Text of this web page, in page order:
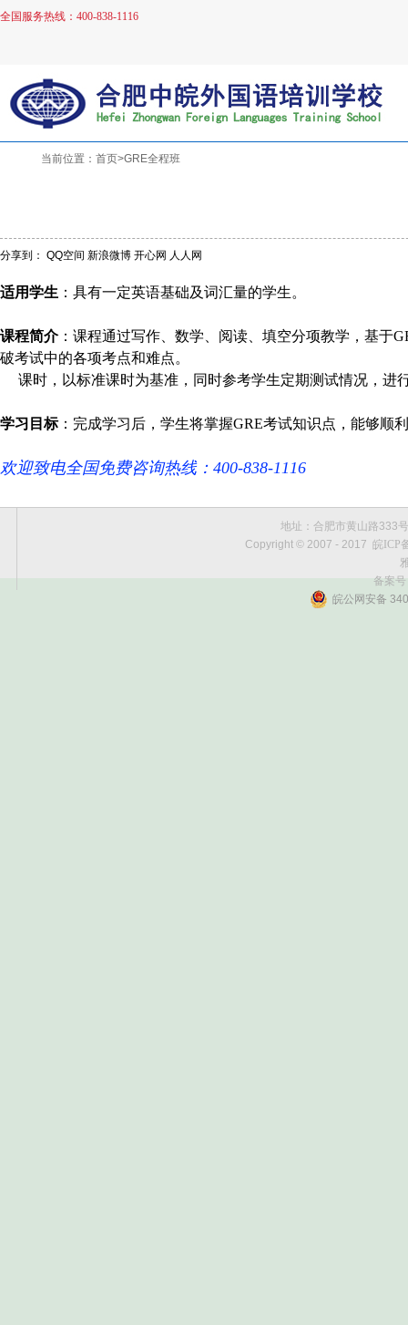
全国服务热线：400-838-1116
当前位置：首页>GRE全程班
分享到： QQ空间 新浪微博 开心网 人人网
适用学生 ：具有一定英语基础及词汇量的学生。
课程简介：课程通过写作、数学、阅读、填空分项教学，基于
破考试中的各项考点和难点。
课时，以标准课时为基准，同时参考学生定期测试情况，进
学习目标：完成学习后，学生将掌握GRE考试知识点，能够顺
欢迎致电全国免费咨询热线： 400-838-1116
地址：合肥市黄山路333
Copyright © 2007 - 2017 皖ICP
备案
皖公网安备